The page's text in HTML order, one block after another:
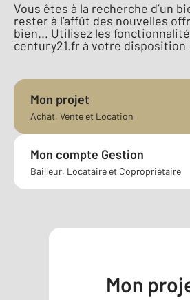
Vous êtes à la recherche d’un
rester à l’affût des nouvelles
bien... Utilisez les
century21.fr à votre disposition
Mon projet
Achat, Vente et Location
Mon compte Gestion
Bailleur, Locataire et Copropriétaire
Mon